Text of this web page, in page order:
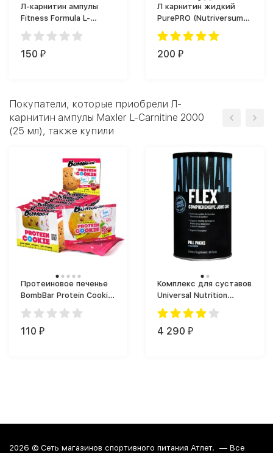
Л-карнитин ампулы
Fitness Formula L-
Carnitine Formula 3000
(25 мл)
150 ₽
Л карнитин жидкий
PurePRO (Nutriversum)
Liquid L-Carnitine 3000
(25 мл)
200 ₽
Покупатели, которые приобрели Л-
карнитин ампулы Maxler L-Carnitine 2000
(25 мл), также купили
Протеиновое печенье
BombBar Protein Cookie
(40 г)
110 ₽
Комплекс для суставов
Universal Nutrition
Animal Flex (44 таб.)
4 290 ₽
2026 © Сеть магазинов спортивного питания Атлет. — Все